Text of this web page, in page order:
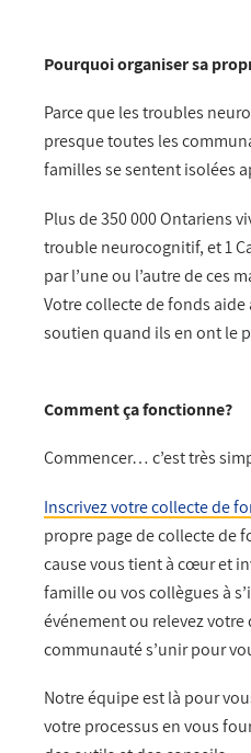
Pourquoi organiser sa
Parce que les troubles
presque toutes les
familles se sentent isolées
Plus de 350 000 Ontariens
trouble neurocognitif, et 1
par l’une ou l’autre de ces
Votre collecte de fonds aide
soutien quand ils en ont le
Comment ça fonctionne?
Commencer… c’est très
Inscrivez votre collecte de
propre page de collecte de
cause vous tient à cœur et
famille ou vos collègues à
événement ou relevez votre
communauté s’unir pour
Notre équipe est là pour
votre processus en vous